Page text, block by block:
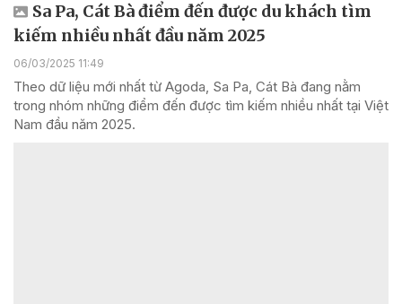
Sa Pa, Cát Bà điểm đến được du khách tìm
kiếm nhiều nhất đầu năm 2025
06/03/2025 11:49
Theo dữ liệu mới nhất từ Agoda, Sa Pa, Cát Bà đang nằm
trong nhóm những điểm đến được tìm kiếm nhiều nhất tại Việt
Nam đầu năm 2025.